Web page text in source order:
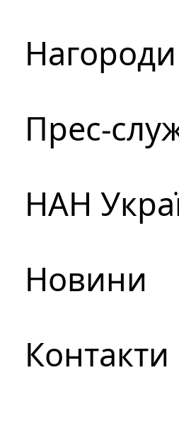
Прес-
НАН
Новини
Контакти